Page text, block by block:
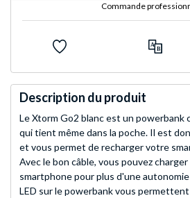
Commande
Description du produit
Le Xtorm Go2 blanc est un powerbank
qui tient même dans la poche. Il est
et vous permet de recharger votre
Avec le bon câble, vous pouvez
smartphone pour plus d'une
LED sur le powerbank vous